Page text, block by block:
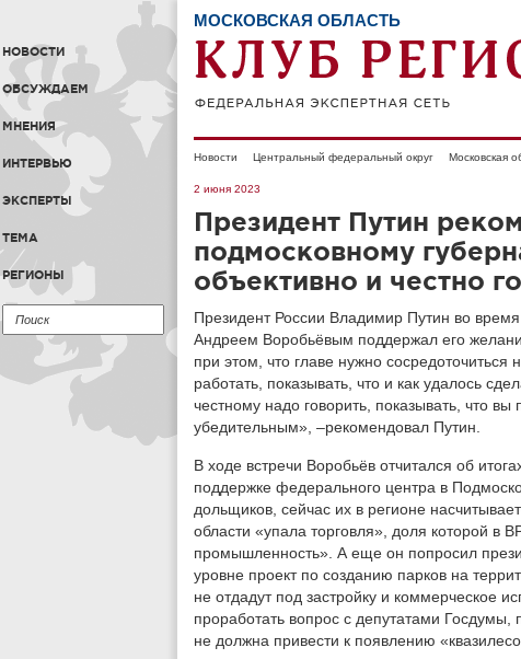
НОВОСТИ
ОБСУЖДАЕМ
МНЕНИЯ
ИНТЕРВЬЮ
ЭКСПЕРТЫ
ТЕМА
РЕГИОНЫ
МОСКОВСКАЯ ОБЛАСТЬ
Новости Центральный федеральный округ Московская
2 июня 2023
Президент Путин
подмосковному
объективно и честно
Президент России Владимир Путин во
Андреем Воробьёвым поддержал его
при этом, что главе нужно
работать, показывать, что и как удалось
честному надо говорить, показывать, что
убедительным», –рекомендовал Путин.
В ходе встречи Воробьёв отчитался об
поддержке федерального центра в
дольщиков, сейчас их в регионе
области «упала торговля», доля которой в
промышленность». А еще он попросил
уровне проект по созданию парков на
не отдадут под застройку и коммерческое
проработать вопрос с депутатами Госдумы,
не должна привести к появлению